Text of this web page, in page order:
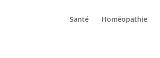
Santé Homéopathie